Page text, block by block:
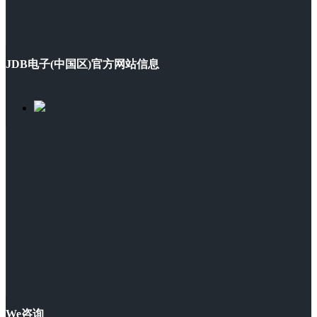
JDB电子(中国区)官方网站信息
We咨询